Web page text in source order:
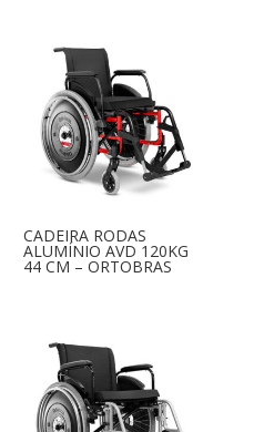
CADEIRA RODAS
ALUMÍNIO AVD 120KG
44 CM – ORTOBRAS